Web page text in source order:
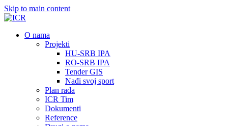
Skip to main content
О nama
Projekti
HU-SRB IPA
RO-SRB IPA
Tender GIS
Nađi svoj sport
Plan rada
ICR Tim
Dokumenti
Reference